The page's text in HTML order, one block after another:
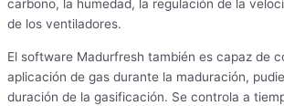
carbono, la humedad, la regulación de la
de los ventiladores.
El software Madurfresh también es capaz de
aplicación de gas durante la maduración,
duración de la gasificación. Se controla a